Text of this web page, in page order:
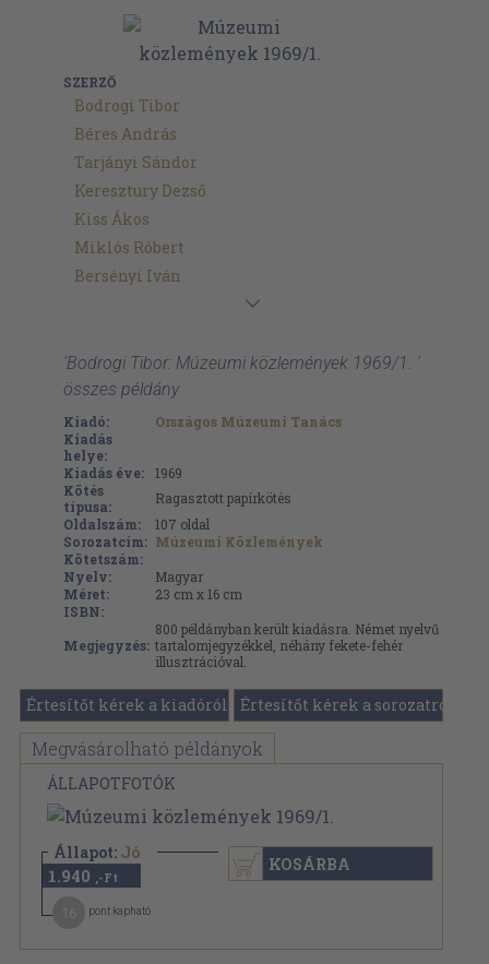
SZERZŐ
Bodrogi Tibor
Béres András
Tarjányi Sándor
Keresztury Dezső
Kiss Ákos
Miklós Róbert
Bersényi Iván
'Bodrogi Tibor: Múzeumi közlemények 1969/1. '
összes példány
Kiadó:
Országos Múzeumi Tanács
Kiadás
helye:
Kiadás éve:
1969
Kötés
típusa:
Ragasztott papírkötés
Oldalszám:
107 oldal
Sorozatcím: Múzeumi Közlemények
Kötetszám:
Nyelv:
Magyar
Méret:
23 cm x 16 cm
ISBN:
Megjegyzés:
800 példányban került kiadásra. Német nyelvű
tartalomjegyzékkel, néhány fekete-fehér
illusztrációval.
Értesítőt kérek a kiadóról Értesítőt kérek a sorozatról
Megvásárolható példányok
ÁLLAPOTFOTÓK
Állapot: Jó
1.940 ,-Ft
pont kapható
KOSÁRBA